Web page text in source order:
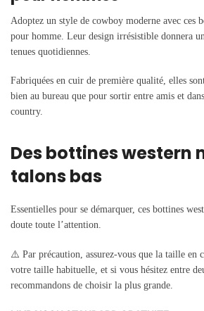
Adoptez un style de cowboy moderne avec ces
pour homme. Leur design irrésistible donnera
tenues quotidiennes.
Fabriquées en cuir de première qualité, elles
bien au bureau que pour sortir entre amis et
country.
Des bottines western
talons bas
Essentielles pour se démarquer, ces bottines
doute toute l’attention.
⚠️ Par précaution, assurez-vous que la taille en
votre taille habituelle, et si vous hésitez entre
recommandons de choisir la plus grande.